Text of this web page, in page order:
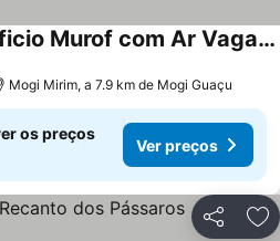
Loft Premium no Edificio Murof com Ar Vaga e Wi-Fi
Mogi Mirim, a 7.9 km de Mogi Guaçu
os preços
Ver preços
Partilhar